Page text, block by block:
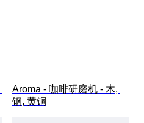
Aroma - 咖啡研磨机 - 木,
钢, 黄铜